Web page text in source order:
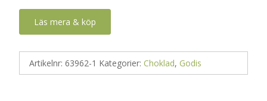
Läs mera & köp
Artikelnr: 63962-1 Kategorier: Choklad, Godis